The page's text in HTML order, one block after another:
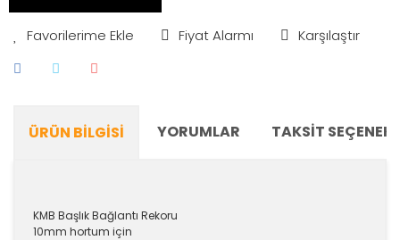
Fiyat Alarmı Karşılaştır
ÜRÜN BILGISI YORUMLAR TAKSIT
KMB Başlık Bağlantı Rekoru
10mm hortum için